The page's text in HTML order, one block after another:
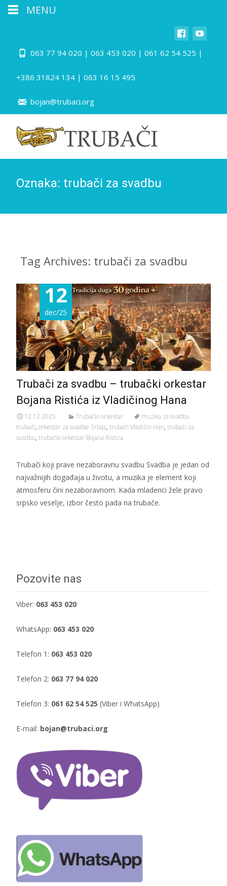
063 77 94 020 | 063 453 020 | 061 62 54 525 |
+386 31824 134 | 063 16 15 495
bojan@trubaci.org
Oznaka: trubači za svadbu
Tag Archives: trubači za svadbu
12
dec/25
Trubači za svadbu – trubački orkestar
Bojana Ristića iz Vladičinog Hana
12.12.2025. Trubački orkestar
muzika za svadbu
trubači, orkestar za svadbe Srbija, trubači Vladičin Han, trubači za
svadbu, trubački orkestar Bojana Ristića
Trubači koji prave nezaboravnu svadbu Svadba je jedan od
najvažnijih događaja u životu, a muzika je element koji
atmosferu čini nezaboravnom. Kada mladenci žele pravo
srpsko veselje, izbor često pada na trubače.
Pozovite nas
Viber: 063 453 020
WhatsApp: 063 453 020
Telefon 1: 063 453 020
Telefon 2: 063 77 94 020
Telefon 3: 061 62 54 525 (Viber i WhatsApp)
E-mail: bojan@trubaci.org
MENU